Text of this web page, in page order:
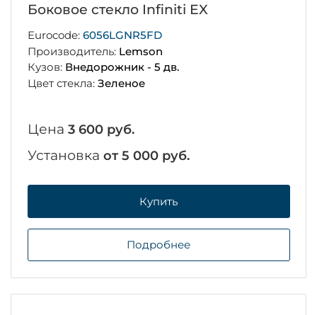
Боковое стекло Infiniti EX
Eurocode: 6056LGNR5FD
Производитель: Lemson
Кузов: Внедорожник - 5 дв.
Цвет стекла: Зеленое
Цена 3 600 руб.
Установка от 5 000 руб.
Купить
Подробнее